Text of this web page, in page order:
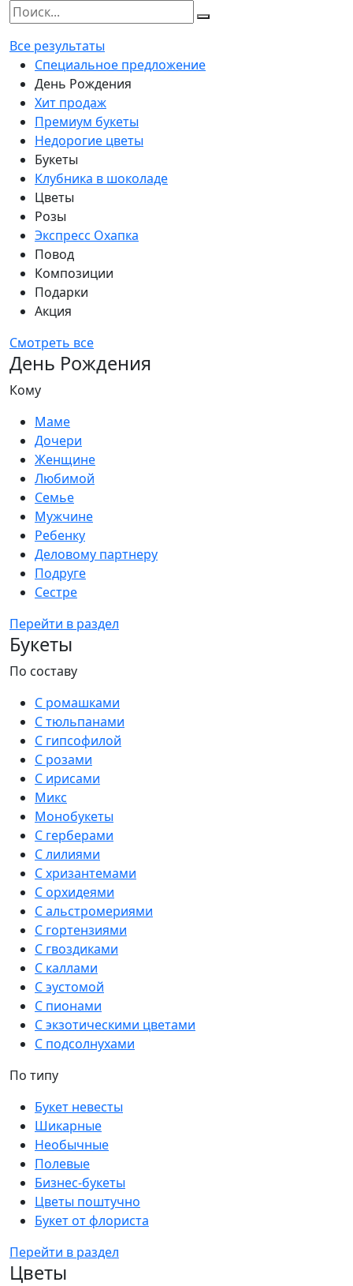
Все результаты
Специальное предложение
День Рождения
Хит продаж
Премиум букеты
Недорогие цветы
Букеты
Клубника в шоколаде
Цветы
Розы
Экспресс Охапка
Повод
Композиции
Подарки
Акция
Смотреть все
День Рождения
Кому
Маме
Дочери
Женщине
Любимой
Семье
Мужчине
Ребенку
Деловому партнеру
Подруге
Сестре
Перейти в раздел
Букеты
По составу
С ромашками
С тюльпанами
С гипсофилой
С розами
С ирисами
Микс
Монобукеты
С герберами
С лилиями
С хризантемами
С орхидеями
С альстромериями
С гортензиями
С гвоздиками
С каллами
С эустомой
С пионами
С экзотическими цветами
С подсолнухами
По типу
Букет невесты
Шикарные
Необычные
Полевые
Бизнес-букеты
Цветы поштучно
Букет от флориста
Перейти в раздел
Цветы